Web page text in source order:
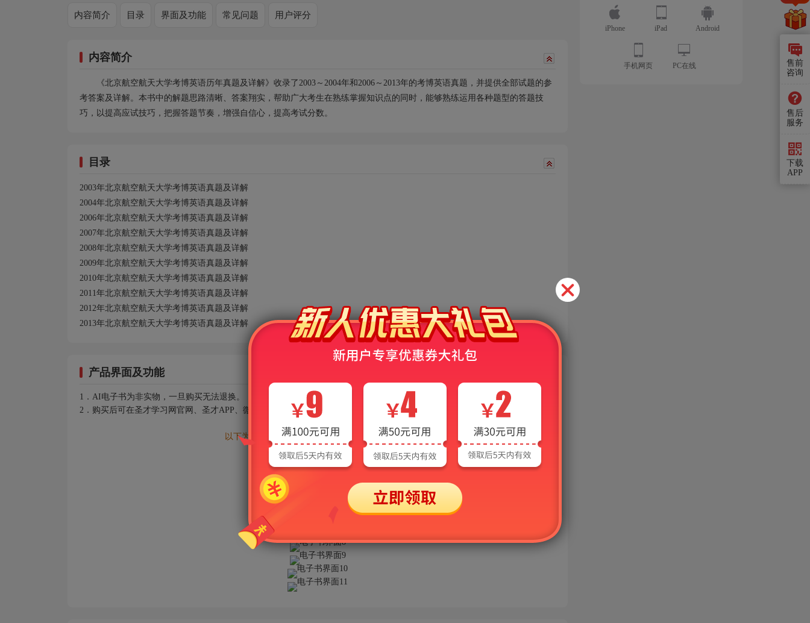
内容简介 目录 界面及功能 常见问题 用户评分
内容简介
《北京航空航天大学考博英语历年真题及详解》收录了2003～2004年和2006～2013年的考博英语真题，并提供全部试题的参
考答案及详解。本书中的解题思路清晰、答案翔实，帮助广大考生在熟练掌握知识点的同时，能够熟练运用各种题型的答题技
巧，以提高应试技巧，把握答题节奏，增强自信心，提高考试分数。
目录
2003年北京航空航天大学考博英语真题及详解
2004年北京航空航天大学考博英语真题及详解
2006年北京航空航天大学考博英语真题及详解
2007年北京航空航天大学考博英语真题及详解
2008年北京航空航天大学考博英语真题及详解
2009年北京航空航天大学考博英语真题及详解
2010年北京航空航天大学考博英语真题及详解
2011 年北京航空航天大学考博英语真题及详解
2012年北京航空航天大学考博英语真题及详解
2013年北京航空航天大学考博英语真题及详解
产品界面及功能
1．AI电子书为非实物，一旦购买无法退换。
2．购买后可在圣才学习网官网、圣才APP、微信小程序等多种平台同步使用。
以下为AI电子书界面展示，非本产品，仅供参考！
iPhone iPad Android
手机网页 PC在线
售前
咨询
售后
服务
下载
APP